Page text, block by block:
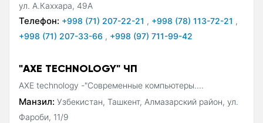
ул. А.Каххара, 49A
Телефон: +998 (71) 207-22-21 , +998 (78) 113-72-21 ,
+998 (71) 207-33-66 , +998 (97) 711-99-42
"AXE TECHNOLOGY" ЧП
AXE technology -"Современные компьютеры....
Манзил: Узбекистан, Ташкент, Алмазарский район, ул.
Фароби, 11/9